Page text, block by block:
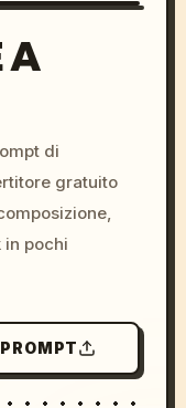
8k --v 6.0
A
di
gratuito
in pochi